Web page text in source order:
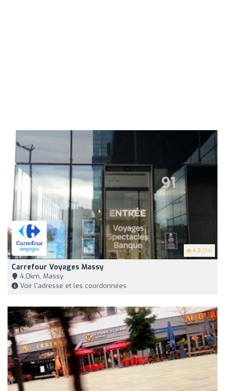
4.2 (34)
Carrefour Voyages Massy
4,0km, Massy
Voir l'adresse et les coordonnées